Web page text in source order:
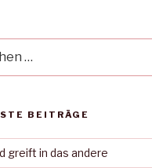
BEITRÄGE
greift in das andere